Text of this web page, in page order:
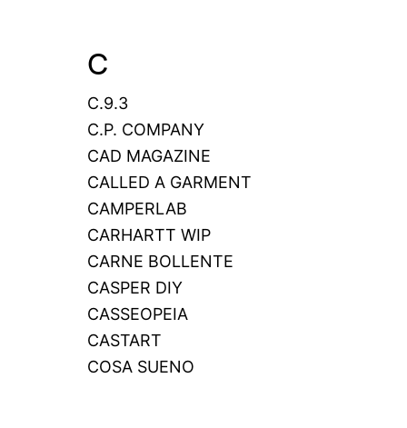
C
C.9.3
C.P. COMPANY
CAD MAGAZINE
CALLED A GARMENT
CAMPERLAB
CARHARTT WIP
CARNE BOLLENTE
CASPER DIY
CASSEOPEIA
CASTART
COSA SUENO